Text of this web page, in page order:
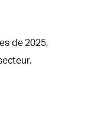
de 2025,